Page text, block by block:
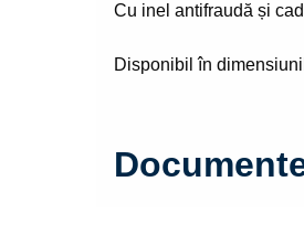
Cu inel antifraudă și
Disponibil în